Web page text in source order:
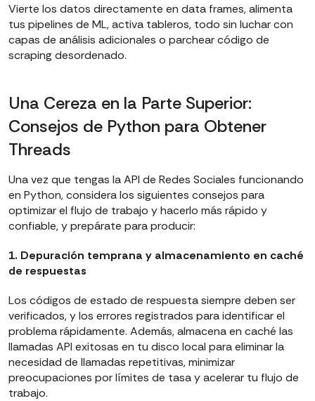
Vierte los datos directamente en data frames, alimenta
tus pipelines de ML, activa tableros, todo sin luchar con
capas de análisis adicionales o parchear código de
scraping desordenado.
Una Cereza en la Parte Superior:
Consejos de Python para Obtener
Threads
Una vez que tengas la API de Redes Sociales funcionando
en Python, considera los siguientes consejos para
optimizar el flujo de trabajo y hacerlo más rápido y
confiable, y prepárate para producir:
1. Depuración temprana y almacenamiento en caché
de respuestas
Los códigos de estado de respuesta siempre deben ser
verificados, y los errores registrados para identificar el
problema rápidamente. Además, almacena en caché las
llamadas API exitosas en tu disco local para eliminar la
necesidad de llamadas repetitivas, minimizar
preocupaciones por límites de tasa y acelerar tu flujo de
trabajo.